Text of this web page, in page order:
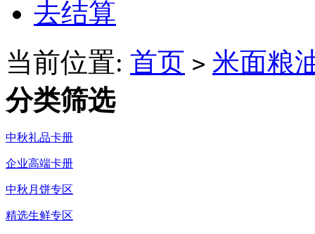
去结算
当前位置: 首页 > 米面粮
分类筛选
中秋礼品卡册
企业高端卡册
中秋月饼专区
精选生鲜专区